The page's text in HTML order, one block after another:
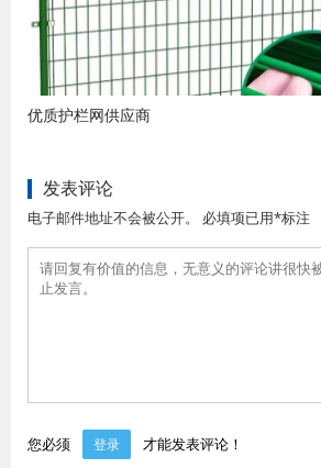
优质护栏网供应商
发表评论
电子邮件地址不会被公开。 必填项已用*标注
您必须 登录 才能发表评论！